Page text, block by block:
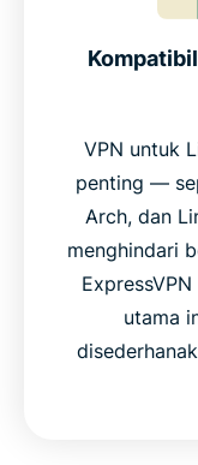
VPN untuk
penting —
Arch, dan
menghindari
utama